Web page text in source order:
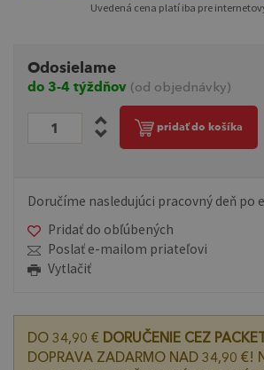
Uvedená cena platí iba pre
Odosielame
do 3-4 týždňov (od objednávky)
pridať do košíka
Doručíme nasledujúci pracovný deň po
Pridať do obľúbených
Poslať e-mailom priateľovi
Vytlačiť
DO 34,90 € DORUČENIE CEZ
DOPRAVA ZADARMO NAD 34,90 €!